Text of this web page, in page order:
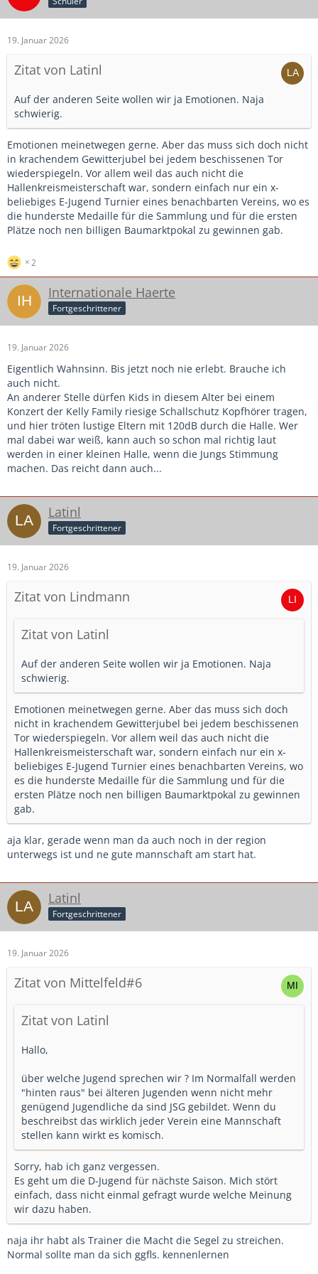
mich viele Dinge stören oder nerven...
Verein A kann 2 Mannschaften stellen und Verein B kann
beschreibst das wirklich jeder Verein eine Mannschaft
stellen kann wirkt es komisch.
19. Januar 2026
Zitat von Latinl
Auf der anderen Seite wollen wir ja Emotionen. Naja
schwierig.
Emotionen meinetwegen gerne. Aber das muss sich doch nicht
in krachendem Gewitterjubel bei jedem beschissenen Tor
wiederspiegeln. Vor allem weil das auch nicht die
Hallenkreismeisterschaft war, sondern einfach nur ein x-
beliebiges E-Jugend Turnier eines benachbarten Vereins, wo es
die hunderste Medaille für die Sammlung und für die ersten
Plätze noch nen billigen Baumarktpokal zu gewinnen gab.
2
Internationale Haerte
Fortgeschrittener
19. Januar 2026
Eigentlich Wahnsinn. Bis jetzt noch nie erlebt. Brauche ich
auch nicht.
An anderer Stelle dürfen Kids in diesem Alter bei einem
Konzert der Kelly Family riesige Schallschutz Kopfhörer tragen,
und hier tröten lustige Eltern mit 120dB durch die Halle. Wer
mal dabei war weiß, kann auch so schon mal richtig laut
werden in einer kleinen Halle, wenn die Jungs Stimmung
machen. Das reicht dann auch...
Latinl
Fortgeschrittener
19. Januar 2026
Zitat von Lindmann
Zitat von Latinl
Auf der anderen Seite wollen wir ja Emotionen. Naja
schwierig.
Emotionen meinetwegen gerne. Aber das muss sich doch
nicht in krachendem Gewitterjubel bei jedem beschissenen
Tor wiederspiegeln. Vor allem weil das auch nicht die
Hallenkreismeisterschaft war, sondern einfach nur ein x-
beliebiges E-Jugend Turnier eines benachbarten Vereins, wo
es die hunderste Medaille für die Sammlung und für die
ersten Plätze noch nen billigen Baumarktpokal zu gewinnen
gab.
aja klar, gerade wenn man da auch noch in der region
unterwegs ist und ne gute mannschaft am start hat.
Latinl
Fortgeschrittener
19. Januar 2026
Zitat von Mittelfeld#6
Zitat von Latinl
Hallo,
über welche Jugend sprechen wir ? Im Normalfall werden
"hinten raus" bei älteren Jugenden wenn nicht mehr
genügend Jugendliche da sind JSG gebildet. Wenn du
beschreibst das wirklich jeder Verein eine Mannschaft
stellen kann wirkt es komisch.
Sorry, hab ich ganz vergessen.
Es geht um die D-Jugend für nächste Saison. Mich stört
einfach, dass nicht einmal gefragt wurde welche Meinung
wir dazu haben.
naja ihr habt als Trainer die Macht die Segel zu streichen.
Normal sollte man da sich ggfls. kennenlernen